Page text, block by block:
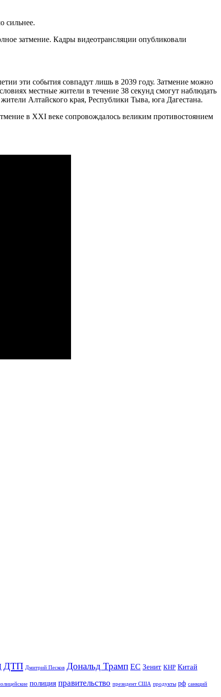
сильнее.
затмение. Кадры видеотрансляции опубликовали
эти события совпадут лишь в 2039 году. Затмение можно
местные жители в течение 38 секунд смогут наблюдать
Алтайского края, Республики Тыва, юга Дагестана.
в XXI веке сопровождалось великим противостоянием
ДТП Дмитрий Песков Дональд Трамп ЕС Зенит КНР Китай
полиция правительство президент США продукты рф санкций